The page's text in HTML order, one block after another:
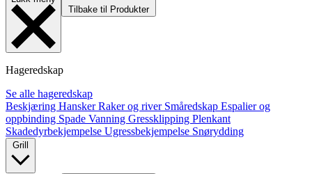
Tilbake til Produkter
Hageredskap
Se alle hageredskap
Beskjæring HanskerRaker og river Småredskap Espalier og
oppbinding Spade Vanning Gressklipping Plenkant
Skadedyrbekjempelse Ugressbekjempelse Snørydding